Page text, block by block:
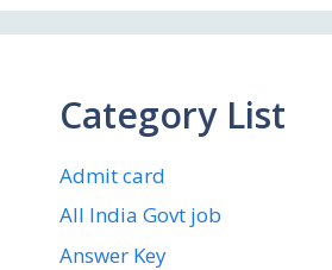
Category List
Admit card
All India Govt job
Answer Key